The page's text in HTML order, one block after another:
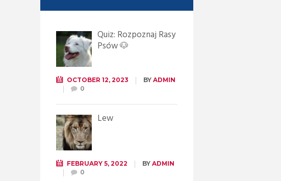
Quiz: Rozpoznaj Rasy
Psów 🐶
OCTOBER 12, 2023 BY ADMIN
0
Lew
FEBRUARY 5, 2022 BY ADMIN
0